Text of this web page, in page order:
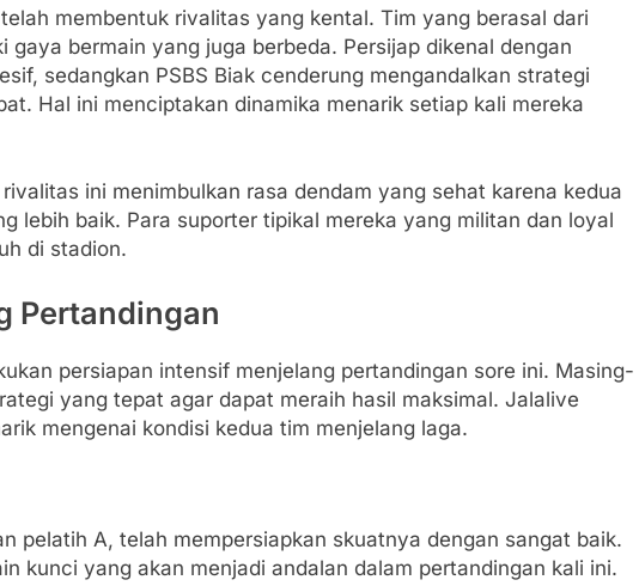
membentuk rivalitas yang kental. Tim yang berasal dari
gaya bermain yang juga berbeda. Persijap dikenal dengan
sedangkan PSBS Biak cenderung mengandalkan strategi
Hal ini menciptakan dinamika menarik setiap kali mereka
ini menimbulkan rasa dendam yang sehat karena kedua
lebih baik. Para suporter tipikal mereka yang militan dan loyal
di stadion.
Pertandingan
persiapan intensif menjelang pertandingan sore ini. Masing-
yang tepat agar dapat meraih hasil maksimal. Jalalive
mengenai kondisi kedua tim menjelang laga.
pelatih A, telah mempersiapkan skuatnya dengan sangat baik.
kunci yang akan menjadi andalan dalam pertandingan kali ini.